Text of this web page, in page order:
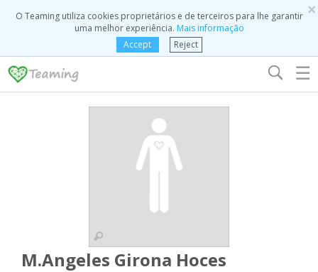
×
O Teaming utiliza cookies proprietários e de terceiros para lhe garantir
uma melhor experiência. Mais informação
Accept
Reject
☰
M.Angeles Girona Hoces